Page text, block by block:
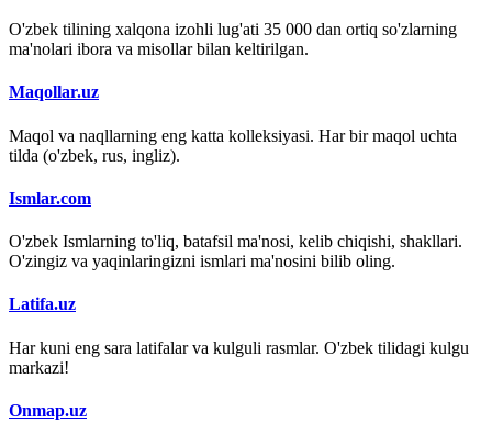
O'zbek tilining xalqona izohli lug'ati 35 000 dan ortiq so'zlarning
ma'nolari ibora va misollar bilan keltirilgan.
Maqollar.uz
Maqol va naqllarning eng katta kolleksiyasi. Har bir maqol uchta
tilda (o'zbek, rus, ingliz).
Ismlar.com
O'zbek Ismlarning to'liq, batafsil ma'nosi, kelib chiqishi, shakllari.
O'zingiz va yaqinlaringizni ismlari ma'nosini bilib oling.
Latifa.uz
Har kuni eng sara latifalar va kulguli rasmlar. O'zbek tilidagi kulgu
markazi!
Onmap.uz